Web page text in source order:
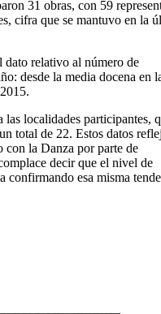
31 obras, con 59
cifra que se mantuvo en la
relativo al número de
desde la media docena en
localidades participantes,
total de 22. Estos datos
la Danza por parte de
decir que el nivel de
confirmando esa misma